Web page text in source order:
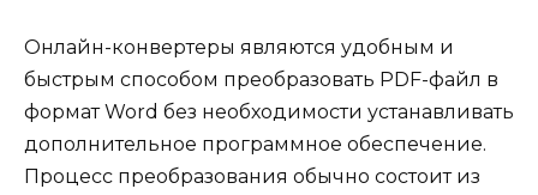
Онлайн-конвертеры являются удобным и
быстрым способом преобразовать PDF-файл в
формат Word без необходимости устанавливать
дополнительное программное обеспечение.
Процесс преобразования обычно состоит из